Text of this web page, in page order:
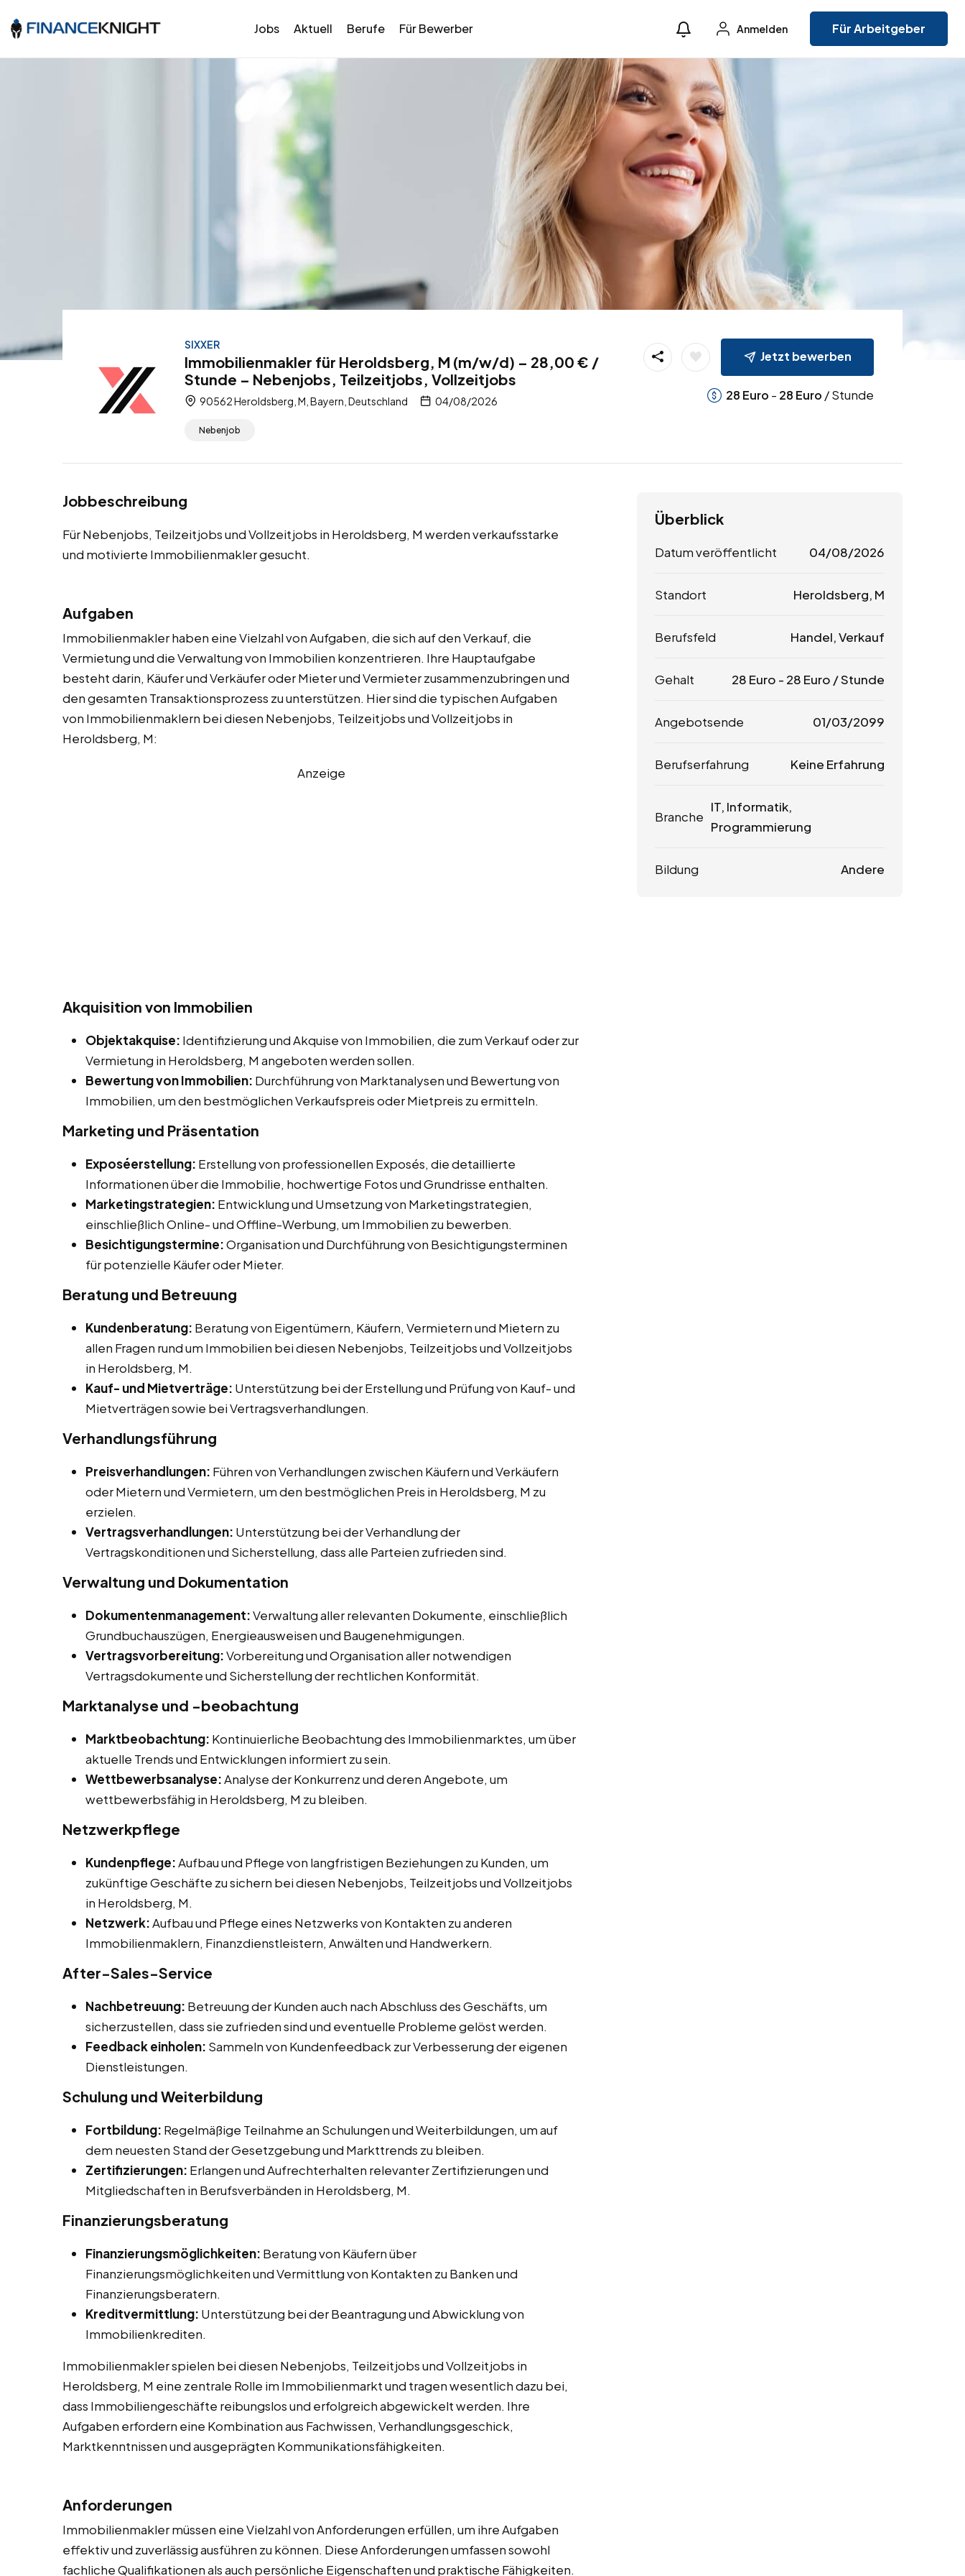
Jobs Aktuell Berufe Für Bewerber Anmelden Für Arbeitgeber
SIXXER
Immobilienmakler für Heroldsberg, M (m/w/d) – 28,00 € /
Stunde – Nebenjobs, Teilzeitjobs, Vollzeitjobs
90562 Heroldsberg, M, Bayern, Deutschland 04/08/2026
Nebenjob
Jetzt bewerben
28 Euro - 28 Euro / Stunde
Jobbeschreibung
Für Nebenjobs, Teilzeitjobs und Vollzeitjobs in Heroldsberg, M werden verkaufsstarke
und motivierte Immobilienmakler gesucht.
Aufgaben
Immobilienmakler haben eine Vielzahl von Aufgaben, die sich auf den Verkauf, die
Vermietung und die Verwaltung von Immobilien konzentrieren. Ihre Hauptaufgabe
besteht darin, Käufer und Verkäufer oder Mieter und Vermieter zusammenzubringen und
den gesamten Transaktionsprozess zu unterstützen. Hier sind die typischen Aufgaben
von Immobilienmaklern bei diesen Nebenjobs, Teilzeitjobs und Vollzeitjobs in
Heroldsberg, M:
Anzeige
Akquisition von Immobilien
Objektakquise: Identifizierung und Akquise von Immobilien, die zum Verkauf oder zur
Vermietung in Heroldsberg, M angeboten werden sollen.
Bewertung von Immobilien: Durchführung von Marktanalysen und Bewertung von
Immobilien, um den bestmöglichen Verkaufspreis oder Mietpreis zu ermitteln.
Marketing und Präsentation
Exposéerstellung: Erstellung von professionellen Exposés, die detaillierte
Informationen über die Immobilie, hochwertige Fotos und Grundrisse enthalten.
Marketingstrategien: Entwicklung und Umsetzung von Marketingstrategien,
einschließlich Online- und Offline-Werbung, um Immobilien zu bewerben.
Besichtigungstermine:Organisation und Durchführung von Besichtigungsterminen
für potenzielle Käufer oder Mieter.
Beratung und Betreuung
Kundenberatung: Beratung von Eigentümern, Käufern, Vermietern und Mietern zu
allen Fragen rund um Immobilien bei diesen Nebenjobs, Teilzeitjobs und Vollzeitjobs
in Heroldsberg, M.
Kauf- und Mietverträge: Unterstützung bei der Erstellung und Prüfung von Kauf- und
Mietverträgen sowie bei Vertragsverhandlungen.
Verhandlungsführung
Preisverhandlungen: Führen von Verhandlungen zwischen Käufern und Verkäufern
oder Mietern und Vermietern, um den bestmöglichen Preis in Heroldsberg, M zu
erzielen.
Vertragsverhandlungen: Unterstützung bei der Verhandlung der
Vertragskonditionen und Sicherstellung, dass alle Parteien zufrieden sind.
Verwaltung und Dokumentation
Dokumentenmanagement:Verwaltung aller relevanten Dokumente, einschließlich
Grundbuchauszügen, Energieausweisen und Baugenehmigungen.
Vertragsvorbereitung:Vorbereitung und Organisation aller notwendigen
Vertragsdokumente und Sicherstellung der rechtlichen Konformität.
Marktanalyse und -beobachtung
Marktbeobachtung: Kontinuierliche Beobachtung des Immobilienmarktes, um über
aktuelle Trends und Entwicklungen informiert zu sein.
Wettbewerbsanalyse:Analyse der Konkurrenz und deren Angebote, um
wettbewerbsfähig in Heroldsberg, M zu bleiben.
Netzwerkpflege
Kundenpflege:Aufbau und Pflege von langfristigen Beziehungen zu Kunden, um
zukünftige Geschäfte zu sichern bei diesen Nebenjobs, Teilzeitjobs und Vollzeitjobs
in Heroldsberg, M.
Netzwerk:Aufbau und Pflege eines Netzwerks von Kontakten zu anderen
Immobilienmaklern, Finanzdienstleistern, Anwälten und Handwerkern.
After-Sales-Service
Nachbetreuung: Betreuung der Kunden auch nach Abschluss des Geschäfts, um
sicherzustellen, dass sie zufrieden sind und eventuelle Probleme gelöst werden.
Feedback einholen: Sammeln von Kundenfeedback zur Verbesserung der eigenen
Dienstleistungen.
Schulung und Weiterbildung
Fortbildung: Regelmäßige Teilnahme an Schulungen und Weiterbildungen, um auf
dem neuesten Stand der Gesetzgebung und Markttrends zu bleiben.
Zertifizierungen: Erlangen und Aufrechterhalten relevanter Zertifizierungen und
Mitgliedschaften in Berufsverbänden in Heroldsberg, M.
Finanzierungsberatung
Finanzierungsmöglichkeiten: Beratung von Käufern über
Finanzierungsmöglichkeiten und Vermittlung von Kontakten zu Banken und
Finanzierungsberatern.
Kreditvermittlung: Unterstützung bei der Beantragung und Abwicklung von
Immobilienkrediten.
Immobilienmakler spielen bei diesen Nebenjobs, Teilzeitjobs und Vollzeitjobs in
Heroldsberg, M eine zentrale Rolle im Immobilienmarkt und tragen wesentlich dazu bei,
dass Immobiliengeschäfte reibungslos und erfolgreich abgewickelt werden. Ihre
Aufgaben erfordern eine Kombination aus Fachwissen, Verhandlungsgeschick,
Marktkenntnissen und ausgeprägten Kommunikationsfähigkeiten.
Anforderungen
Immobilienmakler müssen eine Vielzahl von Anforderungen erfüllen, um ihre Aufgaben
effektiv und zuverlässig ausführen zu können. Diese Anforderungen umfassen sowohl
fachliche Qualifikationen als auch persönliche Eigenschaften und praktische Fähigkeiten.
Überblick
Datum veröffentlicht 04/08/2026
Standort Heroldsberg, M
Berufsfeld Handel, Verkauf
Gehalt 28 Euro - 28 Euro / Stunde
Angebotsende 01/03/2099
Berufserfahrung Keine Erfahrung
Branche
IT, Informatik,
Programmierung
Bildung Andere